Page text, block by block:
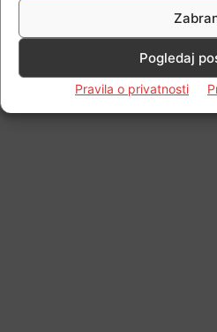
Pogledaj
Pravila o privatnosti